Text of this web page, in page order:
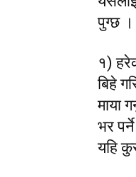
पुग्छ ।
१)
बिहे
माया
भर
यहि